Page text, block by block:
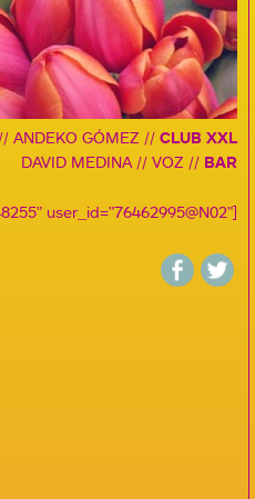
ANDEKO GÓMEZ // CLUB XXL
DAVID MEDINA // VOZ // BAR
user_id="76462995@N02"]